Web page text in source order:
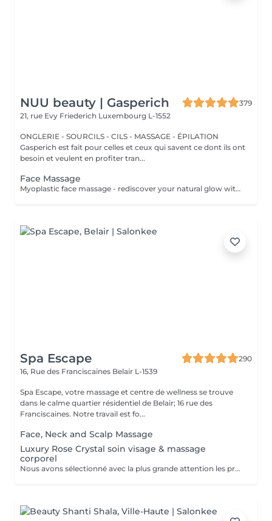
NUU beauty | Gasperich
379
21, rue Evy Friederich Luxembourg L-1552
ONGLERIE - SOURCILS - CILS - MASSAGE - ÉPILATION
Gasperich est fait pour celles et ceux qui savent ce dont ils ont
besoin et veulent en profiter tran...
Face Massage
Myoplastic face massage - rediscover your natural glow with the deeply rejuvenating myoplastic face massage. This unique technique works not only on the surface of your skin but also on the deeper layers of muscles and fascia. Through precise, sculpting movements, it releases tension, improves circulation, and restores elasticity. The result? A lifted, defined, and radiant look that feels as refreshing as it appears. Every session is like a reset for your face leaving you looking youthful, relaxed, and glowing with vitality. Express Facial Massage is designed for those who value their time while expecting visible, refined results. This 30-minute lifting massage focuses on precise muscle stimulation to restore facial tone, improve skin firmness, and redefine the natural facial contour. The treatment helps reduce visible signs of fatigue while stimulating microcirculation, allowing the skin to regain a fresh, radiant, and naturally healthy glow. Perfect as an additional boost to your body massage for complete relaxation and rejuvenation. Important: This treatment is available only as an add-on to any body massage and cannot be booked as a standalone service.
Spa Escape
290
16, Rue des Franciscaines Belair L-1539
Spa Escape, votre massage et centre de wellness se trouve
dans le calme quartier résidentiel de Belair; 16 rue des
Franciscaines. Notre travail est fo...
Face, Neck and Scalp Massage
Luxury Rose Crystal soin visage & massage
corporel
Nous avons sélectionné avec la plus grande attention les produits lauréats Organic Pharmacy, pour faire de votre rituel spa un moment luxueux et unique. Ces soins pour la peau et bien-être du corps portent cette expérience à un tout autre niveau. Des ingrédients entièrement biologiques sont utilisés pour étancher la soif d'hydratation, de purification et de nutrition de votre peau. Pendant ce moment de détente et de sérénité, laissez-vous choyer par un massage facial par drainage lymphatique aux cristaux de rose, et retrouvez un visage plus sculpté et un teint rosé et éclatant. Le massage corporel qui accompagne ce soin en fait une expérience zen totale.